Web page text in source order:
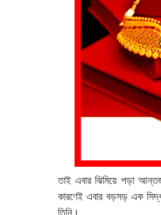
তাই এবার ঝিমিয়ে পড়া
কারণেই এবার বড়সড় এক
তিনি।